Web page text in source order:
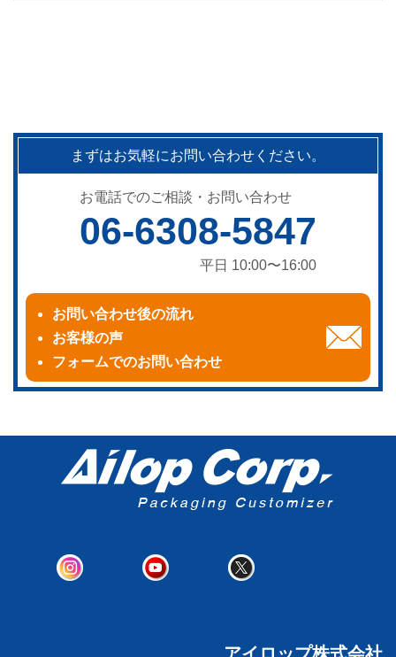
まずはお気軽にお問い合わせください。
お電話でのご相談・お問い合わせ
06-6308-5847
平日 10:00〜16:00
お問い合わせ後の流れ
お客様の声
フォームでのお問い合わせ